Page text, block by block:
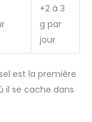
+2 à 3
g par
jour
est la première
il se cache dans